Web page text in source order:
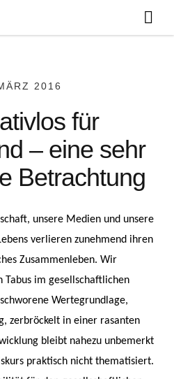
2016
für
– eine sehr
Betrachtung
unsere Medien und unsere
verlieren zunehmend ihren
Zusammenleben. Wir
im gesellschaftlichen
Wertegrundlage,
zerbröckelt in einer rasanten
bleibt nahezu unbemerkt
praktisch nicht thematisiert.